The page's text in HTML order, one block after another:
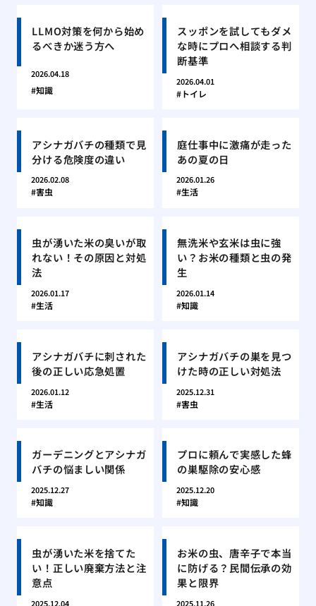
LLMO対策を何から始め
るべきか迷う方へ
2026.04.18
知識
スッポンを試してもダメ
な時にプロへ相談する判
断基準
2026.04.01
トイレ
アシナガバチの種類で見
分ける危険度の違い
2026.02.08
害虫
庭仕事中に激痛が走った
あの夏の日
2026.01.26
生活
虫が湧いた米の臭いが取
れない！その原因と対処
法
2026.01.17
生活
無洗米や玄米は虫に強
い？お米の種類と虫の発
生
2026.01.14
知識
アシナガバチに刺された
後の正しい応急処置
2026.01.12
生活
アシナガバチの巣を見つ
けた時の正しい対処法
2025.12.31
害虫
ガーデニングとアシナガ
バチの悩ましい関係
2025.12.27
知識
プロに頼んで実感した蜂
の巣駆除の安心感
2025.12.20
知識
虫が湧いた米を捨てた
い！正しい廃棄方法と注
意点
2025.12.04
お米の虫、唐辛子で本当
に防げる？民間伝承の効
果と限界
2025.11.26